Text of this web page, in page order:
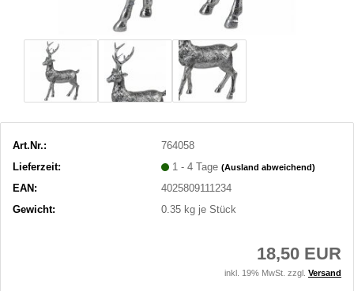
Art.Nr.:
764058
Lieferzeit:
1 - 4 Tage(Ausland abweichend)
EAN:
4025809111234
Gewicht:
0.35 kg je Stück
18,50 EUR
inkl. 19% MwSt. zzgl. Versand